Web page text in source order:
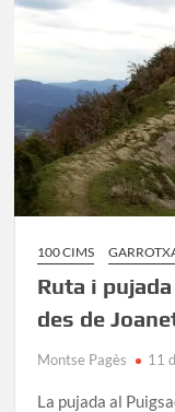
l’excursió
100 CIMS
Ruta i
des de
Montse Pagès 11
La pujada al